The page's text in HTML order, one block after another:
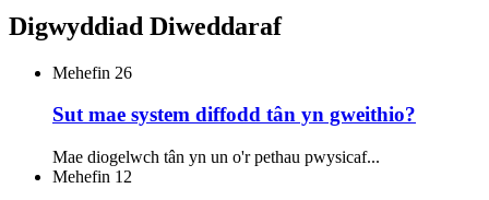
Digwyddiad Diweddaraf
Mehefin 26
Sut mae system diffodd tân yn gweithio?
Mae diogelwch tân yn un o'r pethau pwysicaf...
Mehefin 12